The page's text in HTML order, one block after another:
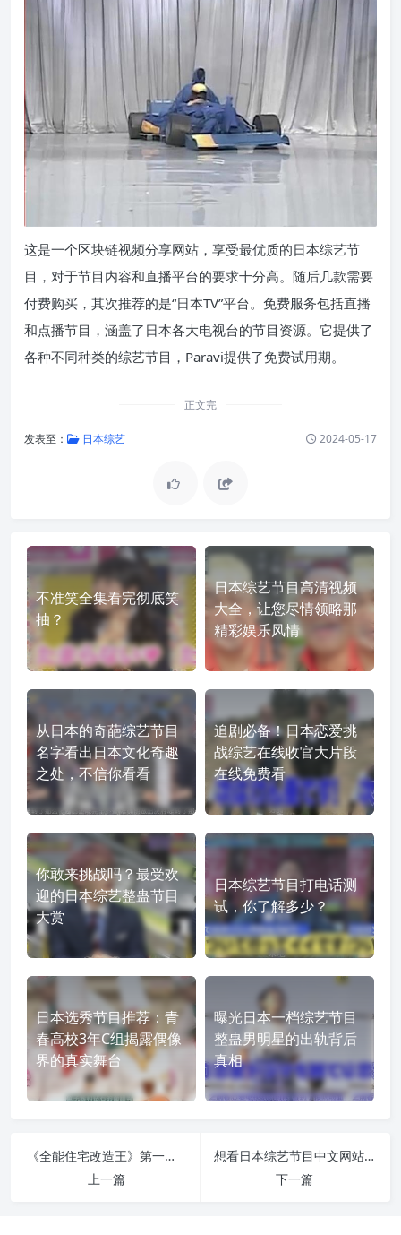
这是一个区块链视频分享网站，享受最优质的日本综艺节
目，对于节目内容和直播平台的要求十分高。随后几款需要
付费购买，其次推荐的是“日本TV”平台。免费服务包括直播
和点播节目，涵盖了日本各大电视台的节目资源。它提供了
各种不同种类的综艺节目，Paravi提供了免费试用期。
正文完
发表至： 日本综艺 2024-05-17
不准笑全集看完彻底笑
抽？
日本综艺节目高清视频
大全，让您尽情领略那
精彩娱乐风情
从日本的奇葩综艺节目
名字看出日本文化奇趣
之处，不信你看看
追剧必备！日本恋爱挑
战综艺在线收官大片段
在线免费看
你敢来挑战吗？最受欢
迎的日本综艺整蛊节目
大赏
日本综艺节目打电话测
试，你了解多少？
日本选秀节目推荐：青
春高校3年C组揭露偶像
界的真实舞台
曝光日本一档综艺节目
整蛊男明星的出轨背后
真相
《全能住宅改造王》第一季下载：家庭再生计划从此开始
上一篇
想看日本综艺节目中文网站？推荐三大高质量平台，一键观影轻松搞定
下一篇